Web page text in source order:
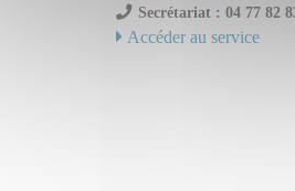
Secrétariat : 04 77 82
Accéder au service